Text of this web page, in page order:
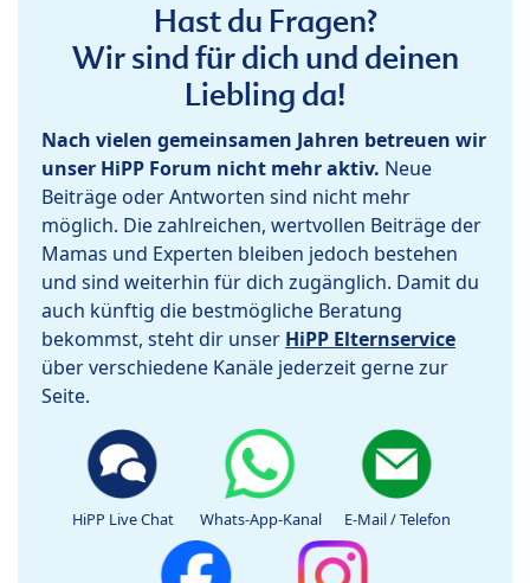
Hast du Fragen?
Wir sind für dich und deinen
Liebling da!
Nach vielen gemeinsamen Jahren betreuen wir
unser HiPP Forum nicht mehr aktiv. Neue
Beiträge oder Antworten sind nicht mehr
möglich. Die zahlreichen, wertvollen Beiträge der
Mamas und Experten bleiben jedoch bestehen
und sind weiterhin für dich zugänglich. Damit du
auch künftig die bestmögliche Beratung
bekommst, steht dir unser HiPP Elternservice
über verschiedene Kanäle jederzeit gerne zur
Seite.
HiPP Live Chat Whats-App-Kanal E-Mail / Telefon